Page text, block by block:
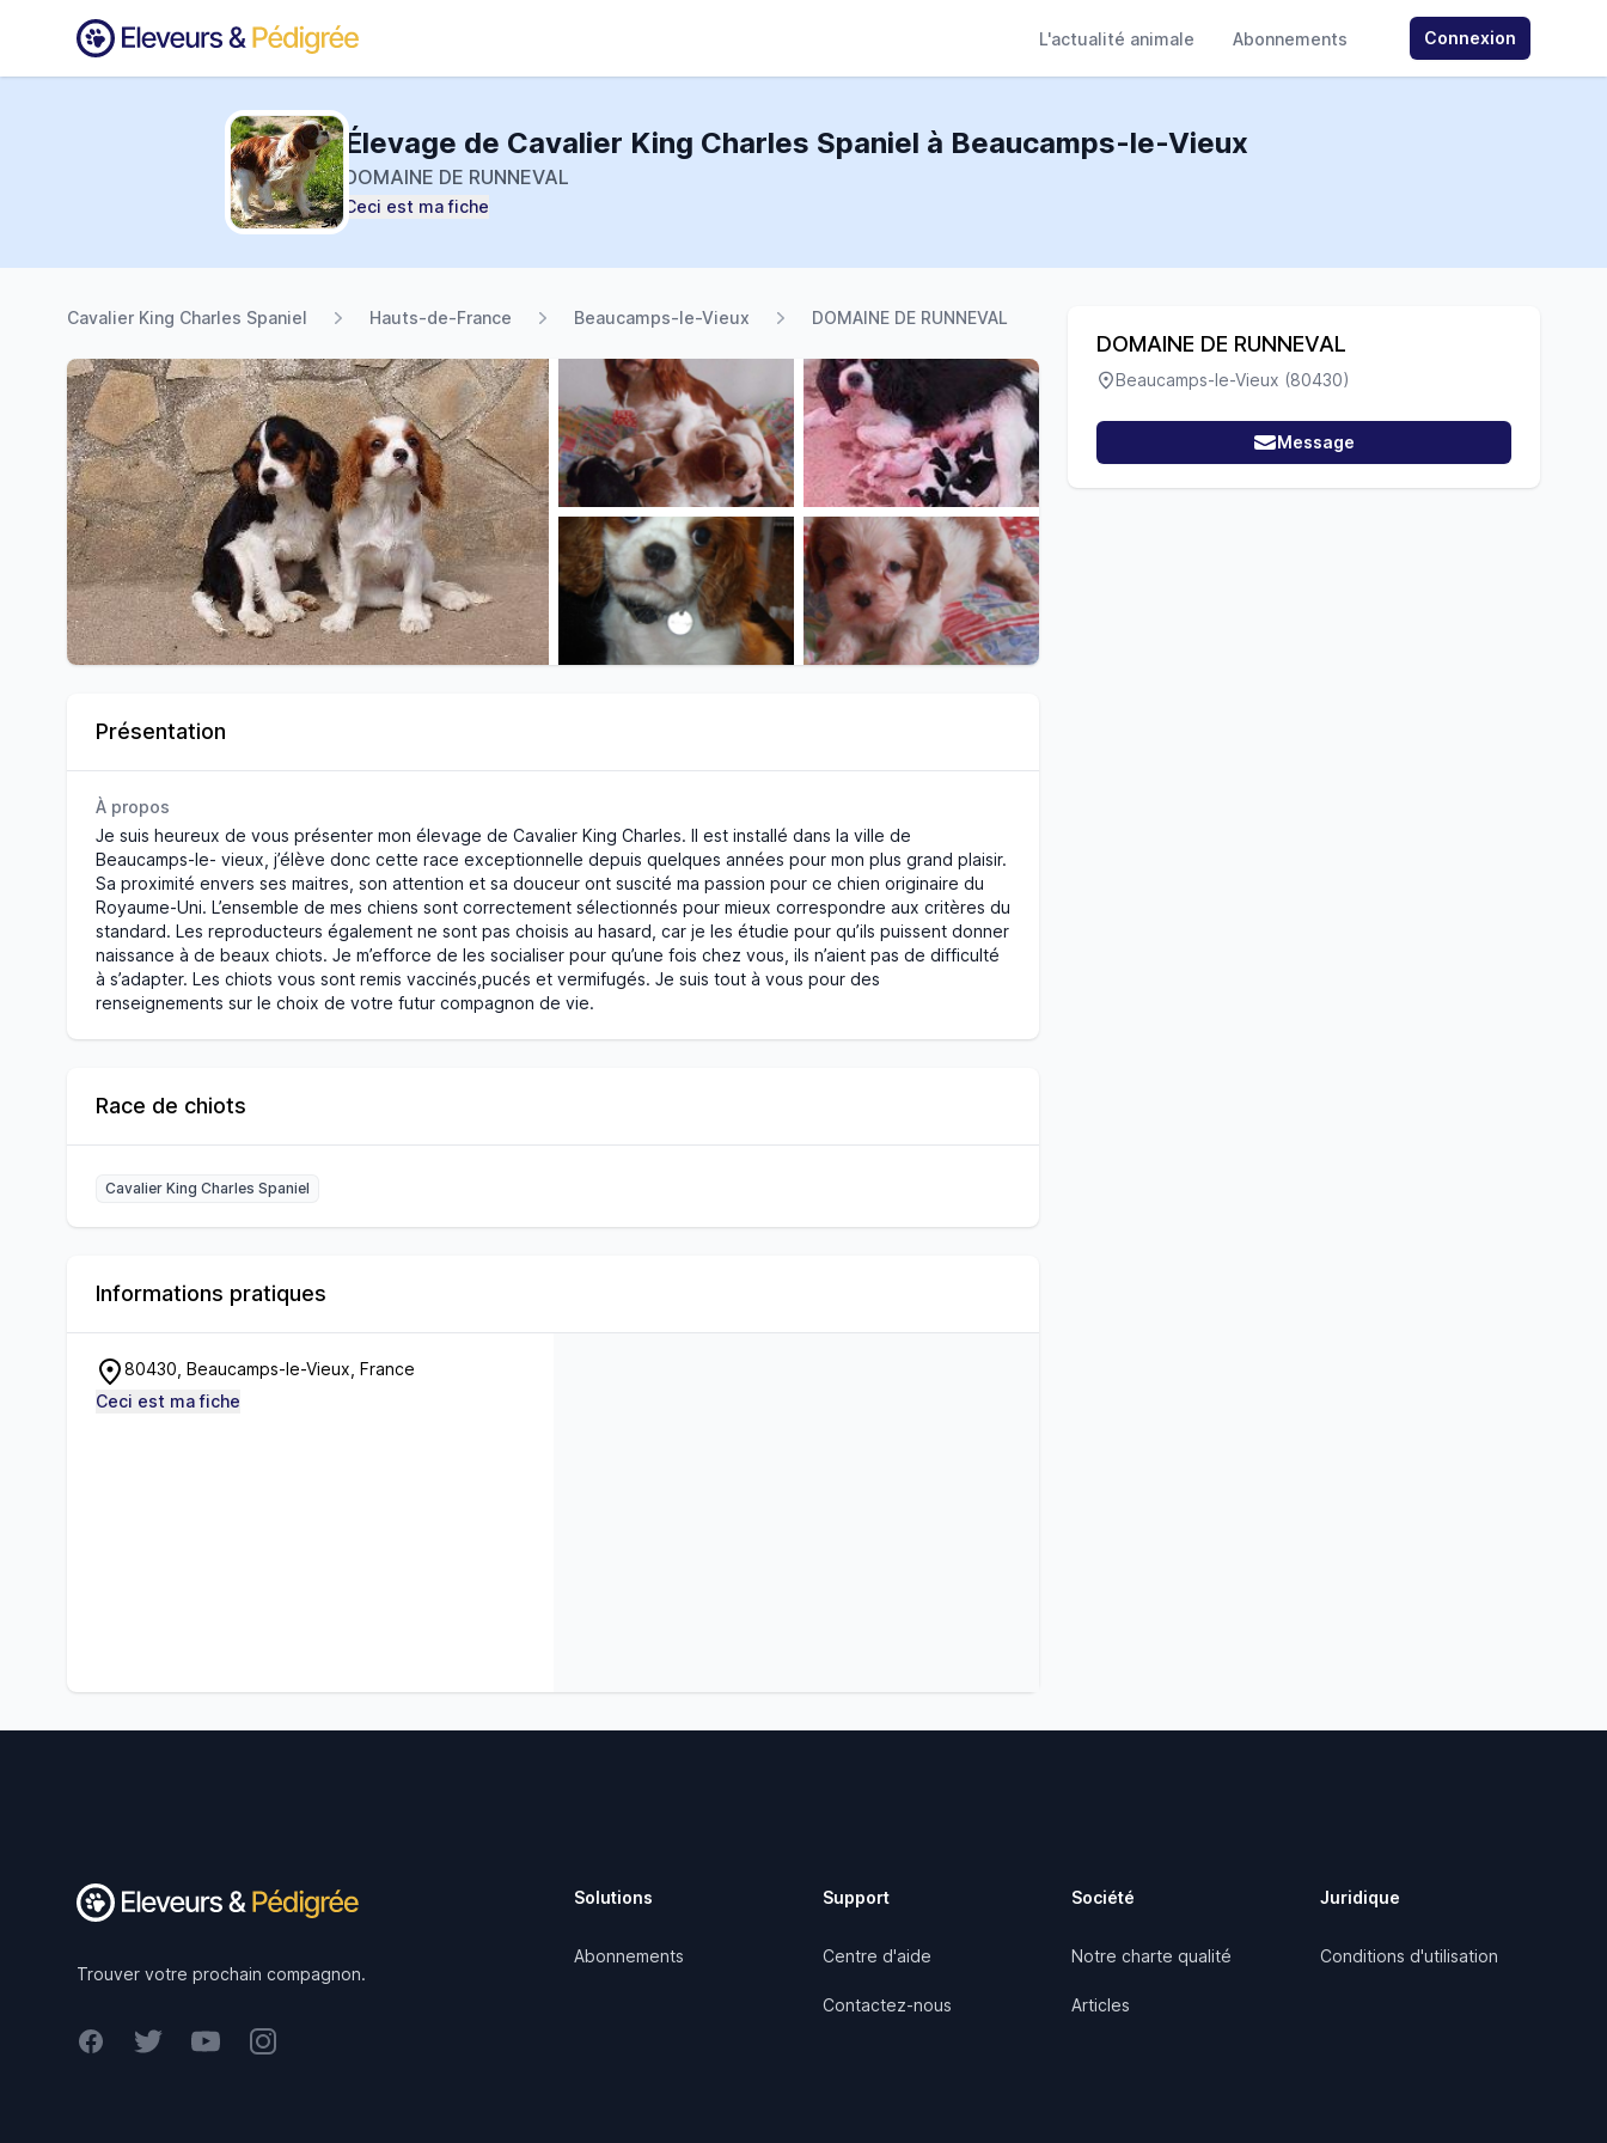
L'actualité animale Abonnements Connexion
Élevage de Cavalier King Charles Spaniel à Beaucamps-le-Vieux
DOMAINE DE RUNNEVAL
Ceci est ma fiche
Cavalier King Charles Spaniel Hauts-de-France Beaucamps-le-Vieux DOMAINE DE RUNNEVAL
Présentation
À propos
Je suis heureux de vous présenter mon élevage de Cavalier King Charles. Il est installé dans la ville de
Beaucamps-le- vieux, j’élève donc cette race exceptionnelle depuis quelques années pour mon plus grand plaisir.
Sa proximité envers ses maitres, son attention et sa douceur ont suscité ma passion pour ce chien originaire du
Royaume-Uni. L’ensemble de mes chiens sont correctement sélectionnés pour mieux correspondre aux critères du
standard. Les reproducteurs également ne sont pas choisis au hasard, car je les étudie pour qu’ils puissent donner
naissance à de beaux chiots. Je m’efforce de les socialiser pour qu’une fois chez vous, ils n’aient pas de difficulté
à s’adapter. Les chiots vous sont remis vaccinés,pucés et vermifugés. Je suis tout à vous pour des
renseignements sur le choix de votre futur compagnon de vie.
Race de chiots
Cavalier King Charles Spaniel
Informations pratiques
80430, Beaucamps-le-Vieux, France
Ceci est ma fiche
DOMAINE DE RUNNEVAL
Beaucamps-le-Vieux (80430)
Message
Trouver votre prochain compagnon.
FacebookTwitterYoutubeInstagram
Solutions
Abonnements
Support
Centre d'aide
Contactez-nous
Société
Notre charte qualité
Articles
Juridique
Conditions d'utilisation